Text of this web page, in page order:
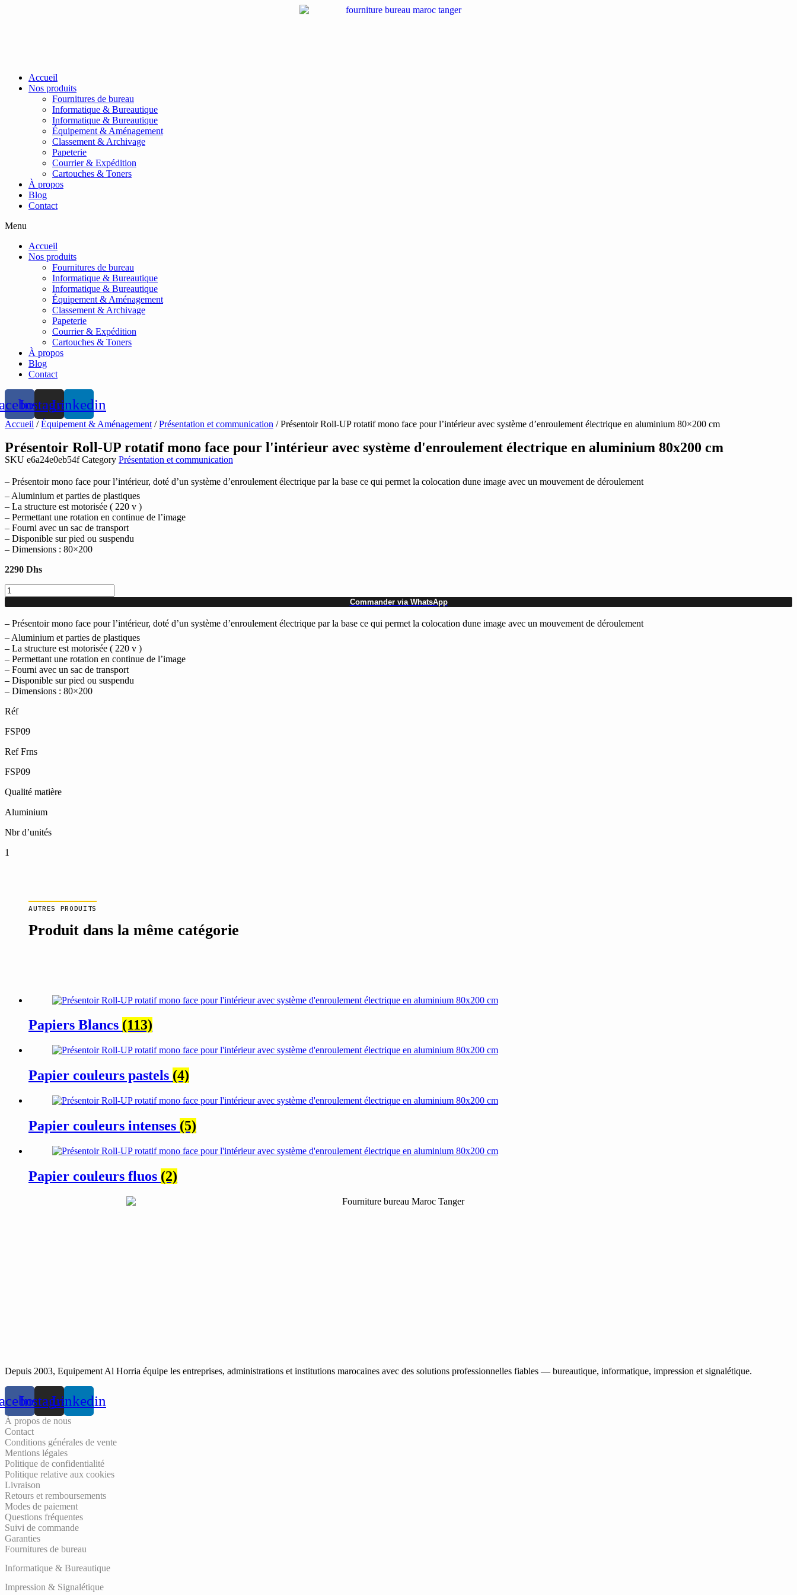
Accueil
Nos produits
Fournitures de bureau
Informatique & Bureautique
Informatique & Bureautique
Équipement & Aménagement
Classement & Archivage
Papeterie
Courrier & Expédition
Cartouches & Toners
À propos
Blog
Contact
Menu
Accueil
Nos produits
Fournitures de bureau
Informatique & Bureautique
Informatique & Bureautique
Équipement & Aménagement
Classement & Archivage
Papeterie
Courrier & Expédition
Cartouches & Toners
À propos
Blog
Contact
InstagramLinkedin
Accueil /Équipement & Aménagement /Présentation et communication / Présentoir Roll-UP rotatif mono face pour l’intérieur avec système d’enroulement électrique en aluminium 80×200 cm
Présentoir Roll-UP rotatif mono face pour l'intérieur avec système d'enroulement électrique en aluminium 80x200 cm
SKU e6a24e0eb54fCategory Présentation et communication
– Présentoir mono face pour l’intérieur, doté d’un système d’enroulement électrique par la base ce qui permet la colocation dune image avec un mouvement de déroulement
– Aluminium et parties de plastiques
– La structure est motorisée ( 220 v )
– Permettant une rotation en continue de l’image
– Fourni avec un sac de transport
– Disponible sur pied ou suspendu
– Dimensions : 80×200
2290 Dhs
quantité
de
Présentoir
Roll-
rotatif
mono
face
pour
l'intérieur
avec
système
d'enroulement
électrique
aluminium
cm
Commander via WhatsApp
– Présentoir mono face pour l’intérieur, doté d’un système d’enroulement électrique par la base ce qui permet la colocation dune image avec un mouvement de déroulement
– Aluminium et parties de plastiques
– La structure est motorisée ( 220 v )
– Permettant une rotation en continue de l’image
– Fourni avec un sac de transport
– Disponible sur pied ou suspendu
– Dimensions : 80×200
Réf
FSP09
Ref Frns
FSP09
Qualité matière
Aluminium
Nbr d’unités
1
AUTRES PRODUITS
Produit dans la même catégorie
Papiers Blancs (113)
Papier couleurs pastels (4)
Papier couleurs intenses (5)
Papier couleurs fluos (2)
Depuis 2003, Equipement Al Horria équipe les entreprises, administrations et institutions marocaines avec des solutions professionnelles fiables — bureautique, informatique, impression et signalétique.
InstagramLinkedin
À propos de nous
Contact
Conditions générales de vente
Mentions légales
Politique de confidentialité
Politique relative aux cookies
Livraison
Retours et remboursements
Modes de paiement
Questions fréquentes
Suivi de commande
Garanties
Fournitures de bureau
Informatique & Bureautique
Impression & Signalétique